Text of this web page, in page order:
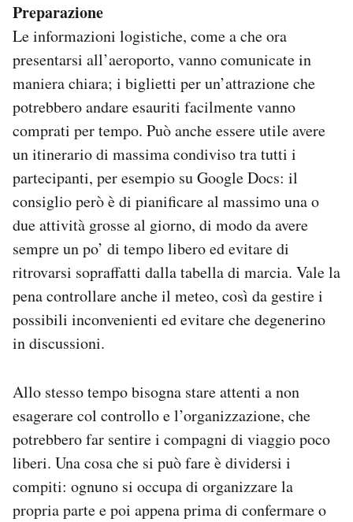
Preparazione
Le informazioni logistiche, come a che ora
presentarsi all’aeroporto, vanno comunicate in
maniera chiara; i biglietti per un’attrazione che
potrebbero andare esauriti facilmente vanno
comprati per tempo. Può anche essere utile avere
un itinerario di massima condiviso tra tutti i
partecipanti, per esempio su Google Docs: il
consiglio però è di pianificare al massimo una o
due attività grosse al giorno, di modo da avere
sempre un po’ di tempo libero ed evitare di
ritrovarsi sopraffatti dalla tabella di marcia. Vale la
pena controllare anche il meteo, così da gestire i
possibili inconvenienti ed evitare che degenerino
in discussioni.
Allo stesso tempo bisogna stare attenti a non
esagerare col controllo e l’organizzazione, che
potrebbero far sentire i compagni di viaggio poco
liberi. Una cosa che si può fare è dividersi i
compiti: ognuno si occupa di organizzare la
propria parte e poi appena prima di confermare o